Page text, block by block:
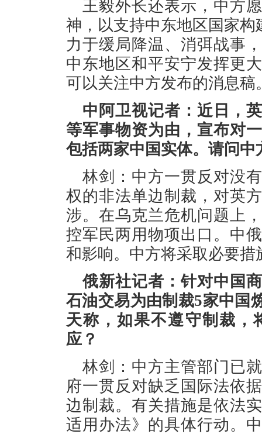
王毅外长还表示，中方
神，以支持中东地区国家构
力于缓局降温、消弭战事
中东地区和平安宁发挥更
可以关注中方发布的消息稿
中阿卫视记者：近日，
等军事物资为由，宣布对
包括两家中国实体。请问中
林剑：中方一贯反对没
权的非法单边制裁，对英
涉。在乌克兰危机问题上
控军民两用物项出口。中
和影响。中方将采取必要
俄新社记者：针对中国
石油交易为由制裁5家中国
天称，如果不遵守制裁，
应？
林剑：中方主管部门已
府一贯反对缺乏国际法依
边制裁。有关措施是依法
适用办法》的具体行动。